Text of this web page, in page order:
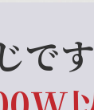
で